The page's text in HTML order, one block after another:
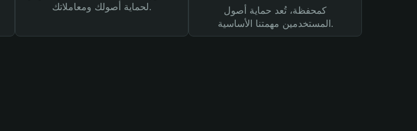
لحماية أصولك ومعاملاتك.
كمحفظة، تُعد حماية أصول
المستخدمين مهمتنا الأساسية.